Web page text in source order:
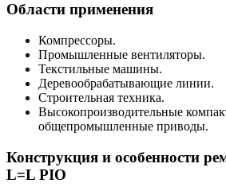
Области применения
Компрессоры.
Промышленные вентиляторы.
Текстильные машины.
Деревообрабатывающие линии.
Строительная техника.
Высокопроизводительные
общепромышленные приводы.
Конструкция и особенности
L=L PIO